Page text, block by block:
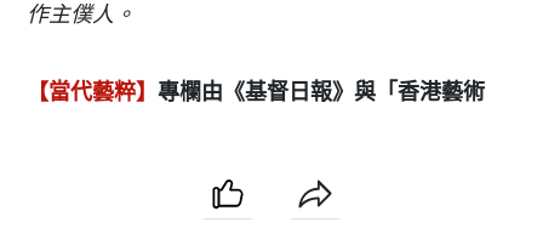
作主僕人。
【當代藝粹】專欄由《基督日報》與「香港藝術